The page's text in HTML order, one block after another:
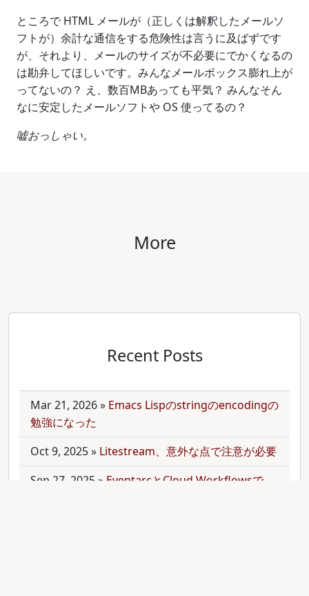
ところで HTML メールが（正しくは解釈したメールソ
フトが）余計な通信をする危険性は言うに及ばずです
が、それより、メールのサイズが不必要にでかくなるの
は勘弁してほしいです。みんなメールボックス膨れ上が
ってないの？ え、数百MBあっても平気？ みんなそん
なに安定したメールソフトや OS 使ってるの？
嘘おっしゃい。
More
Recent Posts
Mar 21, 2026» Emacs Lispのstringのencodingの
勉強になった
Oct 9, 2025» Litestream、意外な点で注意が必要
Sep 27, 2025 » EventarcとCloud Workflowsで